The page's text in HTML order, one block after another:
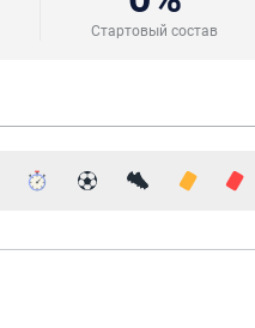
Стартовый состав